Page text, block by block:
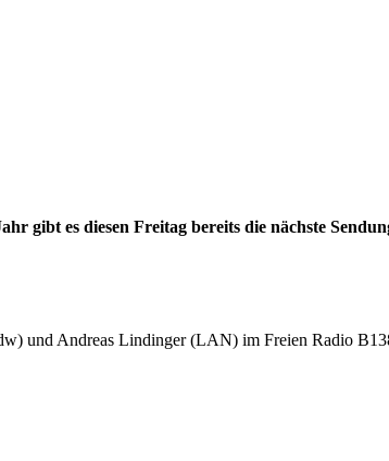
gibt es diesen Freitag bereits die nächste
und Andreas Lindinger (LAN) im Freien Radio